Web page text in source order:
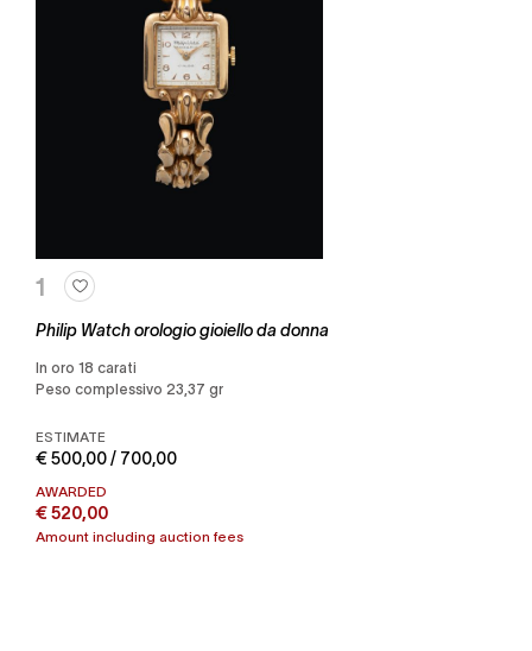
1
Philip Watch orologio gioiello da donna
in oro 18 carati
Peso complessivo 23,37 gr
ESTIMATE
€ 500,00 / 700,00
AWARDED
€ 520,00
Amount including auction fees